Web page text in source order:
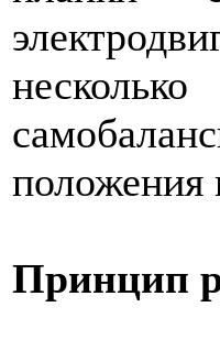
положения
Принцип